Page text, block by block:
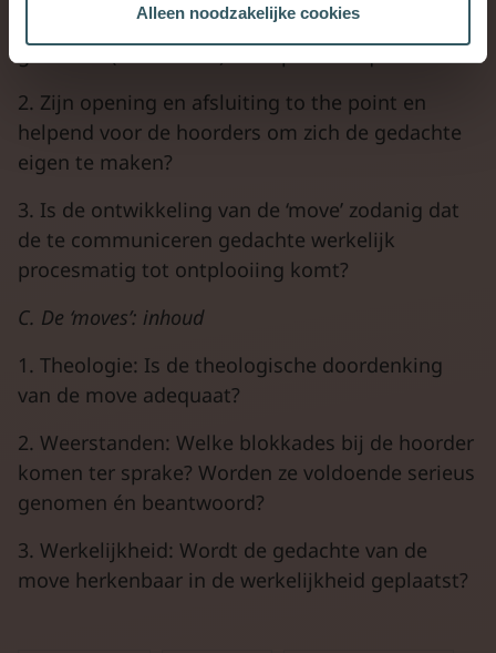
Alleen noodzakelijke cookies
1. Is de formulering van de te communiceren
gedachte (‘statement’) scherp en adequaat?
2. Zijn opening en afsluiting to the point en
helpend voor de hoorders om zich de gedachte
eigen te maken?
3. Is de ontwikkeling van de ‘move’ zodanig dat
de te communiceren gedachte werkelijk
procesmatig tot ontplooiing komt?
C. De ‘moves’: inhoud
1. Theologie: Is de theologische doordenking
van de move adequaat?
2. Weerstanden: Welke blokkades bij de hoorder
komen ter sprake? Worden ze voldoende serieus
genomen én beantwoord?
3. Werkelijkheid: Wordt de gedachte van de
move herkenbaar in de werkelijkheid geplaatst?